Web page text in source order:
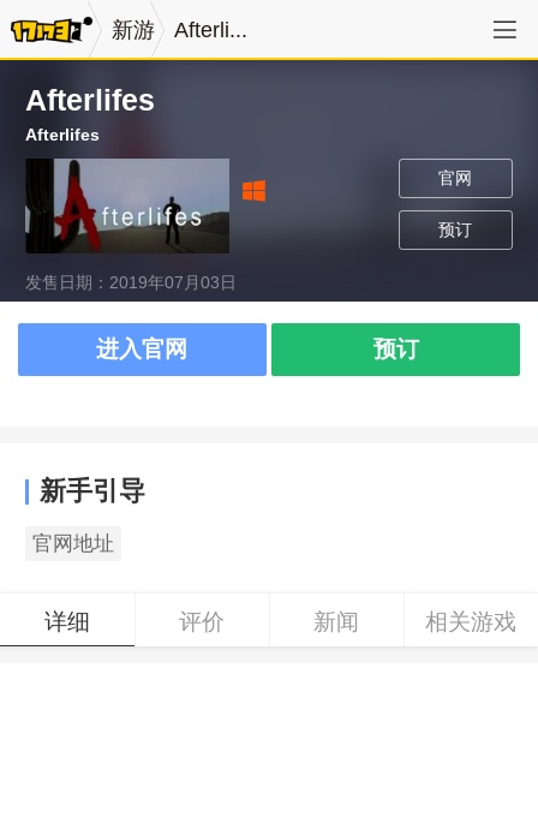
新游 Afterli...
Afterlifes
Afterlifes
官网
预订
发售日期：2019年07月03日
进入官网 预订
新手引导
官网地址
详细 评价 新闻 相关游戏